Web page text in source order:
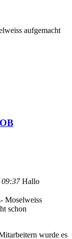
aufgemacht
09:37Hallo
Moselweiss
schon
wurde es